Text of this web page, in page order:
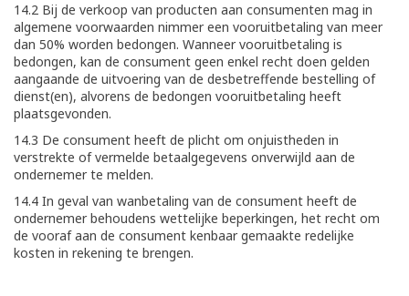
14.2 Bij de verkoop van producten aan consumenten mag in
algemene voorwaarden nimmer een vooruitbetaling van meer
dan 50% worden bedongen. Wanneer vooruitbetaling is
bedongen, kan de consument geen enkel recht doen gelden
aangaande de uitvoering van de desbetreffende bestelling of
dienst(en), alvorens de bedongen vooruitbetaling heeft
plaatsgevonden.
14.3 De consument heeft de plicht om onjuistheden in
verstrekte of vermelde betaalgegevens onverwijld aan de
ondernemer te melden.
14.4 In geval van wanbetaling van de consument heeft de
ondernemer behoudens wettelijke beperkingen, het recht om
de vooraf aan de consument kenbaar gemaakte redelijke
kosten in rekening te brengen.